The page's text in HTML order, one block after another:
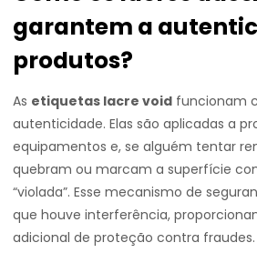
garantem a
produtos?
As etiquetas lacre void funcionam
autenticidade. Elas são aplicadas a
equipamentos e, se alguém tentar
quebram ou marcam a superfície
“violada”. Esse mecanismo de
que houve interferência,
adicional de proteção contra fraudes.